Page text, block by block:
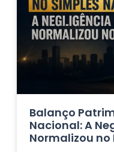
Balanço
Nacional: A
Normalizou no